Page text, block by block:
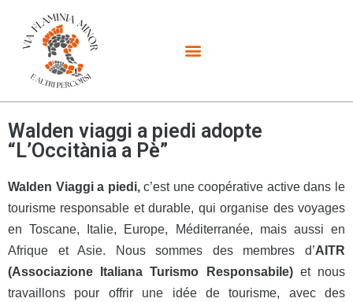
Walden viaggi a piedi adopte
“L’Occitània a Pè”
Walden Viaggi a piedi,c’est une coopérative active dans le
tourisme responsable et durable, qui organise des voyages
en Toscane, Italie, Europe, Méditerranée, mais aussi en
Afrique et Asie. Nous sommes des membres d’AITR
(Associazione Italiana Turismo Responsabile)et nous
travaillons pour offrir une idée de tourisme, avec des